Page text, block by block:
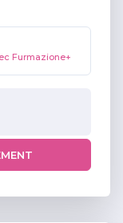
Furmazione+